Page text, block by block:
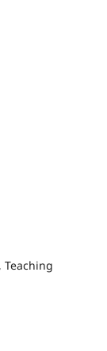
Teaching